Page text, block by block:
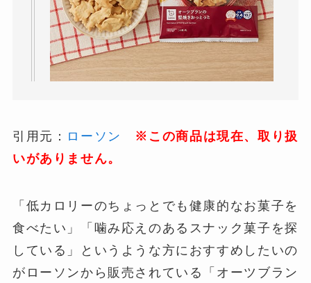
引用元： ローソン
※この商品は現在、取り扱
いがありません。
「低カロリーのちょっとでも健康的なお菓子を
食べたい」「噛み応えのあるスナック菓子を探
している」というような方におすすめしたいの
がローソンから販売されている「オーツブラン